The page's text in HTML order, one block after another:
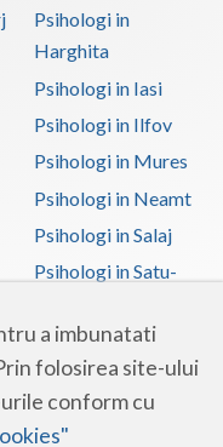
a imbunatati
folosirea site-ului
conform cu
Psihologi in
Harghita
Psihologi in Iasi
Psihologi in Ilfov
Psihologi in Mures
Psihologi in Neamt
Psihologi in Salaj
Psihologi in Satu-
Psihologi in
Teleorman
Psihologi in Valcea